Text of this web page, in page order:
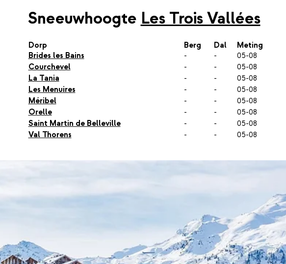
Sneeuwhoogte Les Trois Vallées
Dorp Berg Dal
Meting
Brides les Bains
- -
05-08
Courchevel
- -
05-08
La Tania
- -
05-08
Les Menuires
- -
05-08
Méribel
- -
05-08
Orelle
- -
05-08
Saint Martin de Belleville
- -
05-08
Val Thorens
- - 05-08